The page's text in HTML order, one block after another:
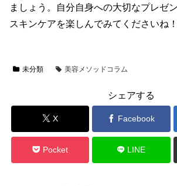
ましょう。自分自身への大切なプレゼ
スキンケアを楽しんでみてくださいね！
未分類 美容メソッドコラム
シェアする
X Facebook
Pocket LINE